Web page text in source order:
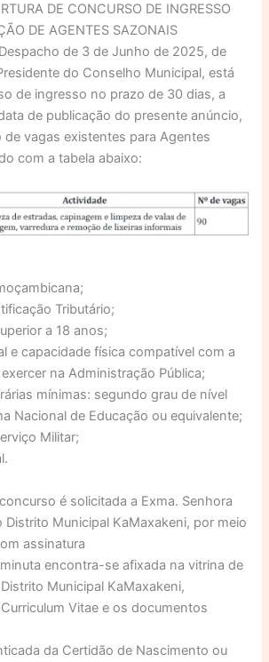
DE CONCURSO DE INGRESSO
DE AGENTES SAZONAIS
de 3 de Junho de 2025, de
do Conselho Municipal, está
de ingresso no prazo de 30 dias, a
de publicação do presente anúncio,
vagas existentes para Agentes
com a tabela abaixo:
Tributário;
a 18 anos;
e capacidade física compatível com a
na Administração Pública;
mínimas: segundo grau de nível
Nacional de Educação ou equivalente;
Militar;
é solicitada a Exma. Senhora
Municipal KaMaxakeni, por meio
assinatura
encontra-se afixada na vitrina de
Municipal KaMaxakeni,
Vitae e os documentos
da Certidão de Nascimento ou